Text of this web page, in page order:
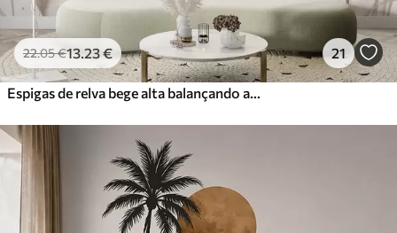
22.05€13 .23€ 21